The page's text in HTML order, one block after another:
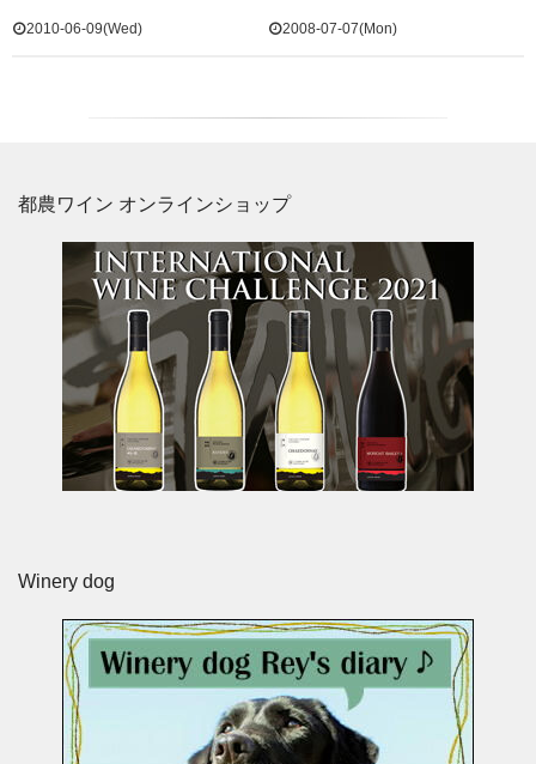
2010-06-09(Wed) 2008-07-07(Mon)
都農ワイン オンラインショップ
Winery dog